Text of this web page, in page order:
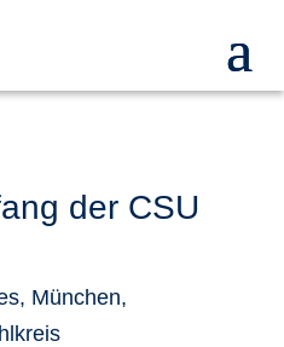
der CSU
, München,